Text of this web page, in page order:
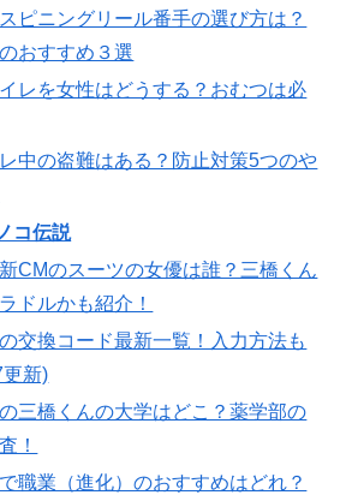
ピニングリール番手の選び方は？
おすすめ３選
レを女性はどうする？おむつは必
中の盗難はある？防止対策5つのや
コ伝説
CMのスーツの女優は誰？三橋くん
ドルかも紹介！
交換コード最新一覧！入力方法も
新)
三橋くんの大学はどこ？薬学部の
！
職業（進化）のおすすめはどれ？